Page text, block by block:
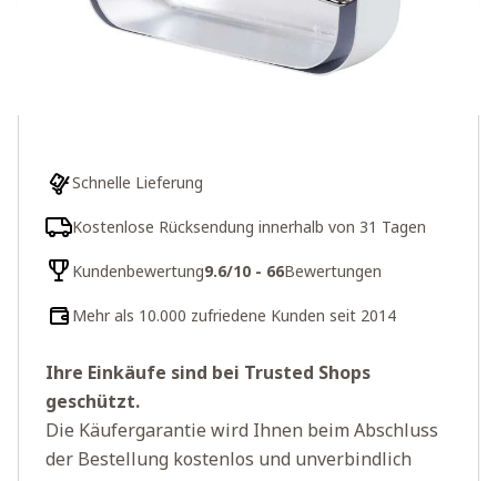
Halte mich auf dem Laufenden
Schnelle Lieferung
Kostenlose Rücksendung innerhalb von 31 Tagen
Kundenbewertung9.6/10 - 66Bewertungen
Mehr als 10.000 zufriedene Kunden seit 2014
Ihre Einkäufe sind bei Trusted Shops
geschützt.
Die Käufergarantie wird Ihnen beim Abschluss
der Bestellung kostenlos und unverbindlich